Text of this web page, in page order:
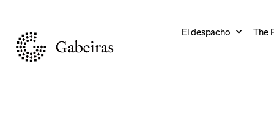
El despacho The